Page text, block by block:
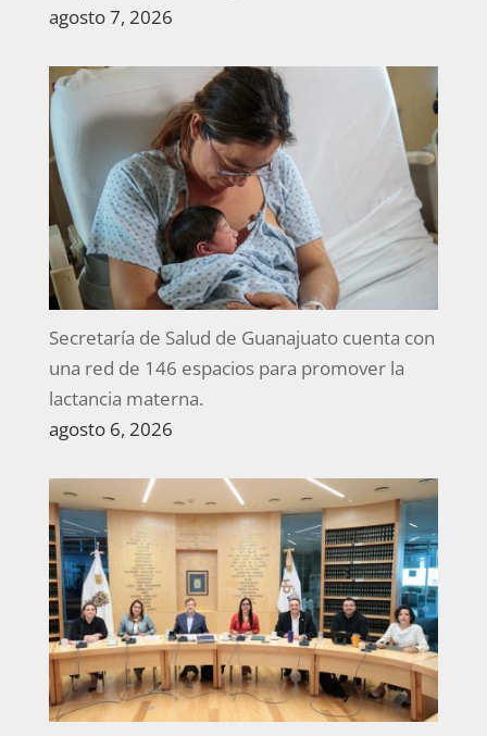
agosto 7, 2026
Secretaría de Salud de Guanajuato cuenta con
una red de 146 espacios para promover la
lactancia materna.
agosto 6, 2026